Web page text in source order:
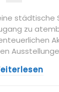
städtische
zu